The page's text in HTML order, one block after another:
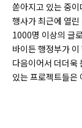
쏟아지고 있는 중
행사가 최근에 열
1000명 이상의 글
바이든 행정부가
다음이어서 더더욱
있는 프로젝트들은